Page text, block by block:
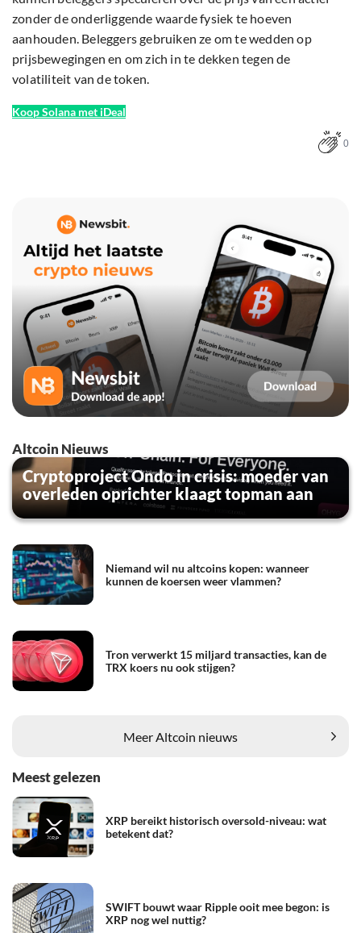
zonder de onderliggende waarde fysiek te hoeven
aanhouden. Beleggers gebruiken ze om te wedden op
prijsbewegingen en om zich in te dekken tegen de
volatiliteit van de token.
Koop Solana met iDeal
0
Altcoin Nieuws
Cryptoproject Ondo in crisis: moeder van
overleden oprichter klaagt topman aan
Niemand wil nu altcoins kopen: wanneer
kunnen de koersen weer vlammen?
Tron verwerkt 15 miljard transacties, kan de
TRX koers nu ook stijgen?
Meer Altcoin nieuws
Meest gelezen
XRP bereikt historisch oversold-niveau: wat
betekent dat?
SWIFT bouwt waar Ripple ooit mee begon: is
XRP nog wel nuttig?